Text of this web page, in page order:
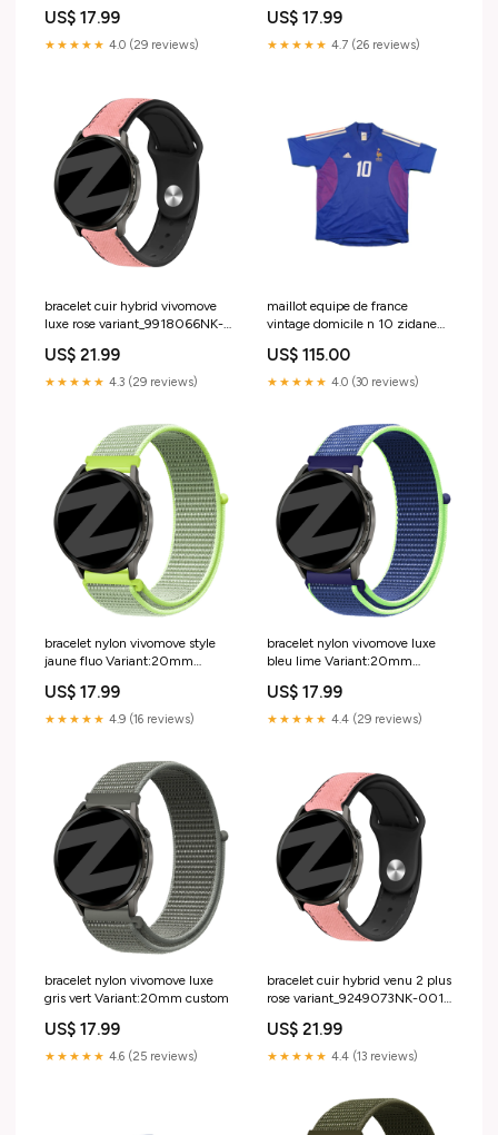
US$ 17.99
★★★★★ 4.0 (29 reviews)
US$ 17.99
★★★★★ 4.7 (26 reviews)
bracelet cuir hybrid vivomove
luxe rose variant_9918066NK-
US$ 21.99
★★★★★ 4.3 (29 reviews)
maillot equipe de france
vintage domicile n 10 zidane
seulement le col à laver.
US$ 115.00
★★★★★ 4.0 (30 reviews)
bracelet nylon vivomove style
jaune fluo Variant:20mm
US$ 17.99
★★★★★ 4.9 (16 reviews)
bracelet nylon vivomove luxe
bleu lime Variant:20mm
US$ 17.99
★★★★★ 4.4 (29 reviews)
bracelet nylon vivomove luxe
gris vert Variant:20mm custom
US$ 17.99
★★★★★ 4.6 (25 reviews)
bracelet cuir hybrid venu 2 plus
rose variant_9249073NK-001-
US$ 21.99
★★★★★ 4.4 (13 reviews)